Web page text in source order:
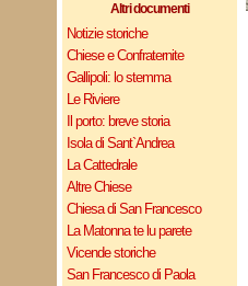
Altri documenti
Notizie storiche
Chiese e Confraternite
Gallipoli: lo stemma
Le Riviere
Il porto: breve storia
Isola di Sant`Andrea
La Cattedrale
Altre Chiese
Chiesa di San Francesco
La Matonna te lu parete
Vicende storiche
San Francesco di Paola